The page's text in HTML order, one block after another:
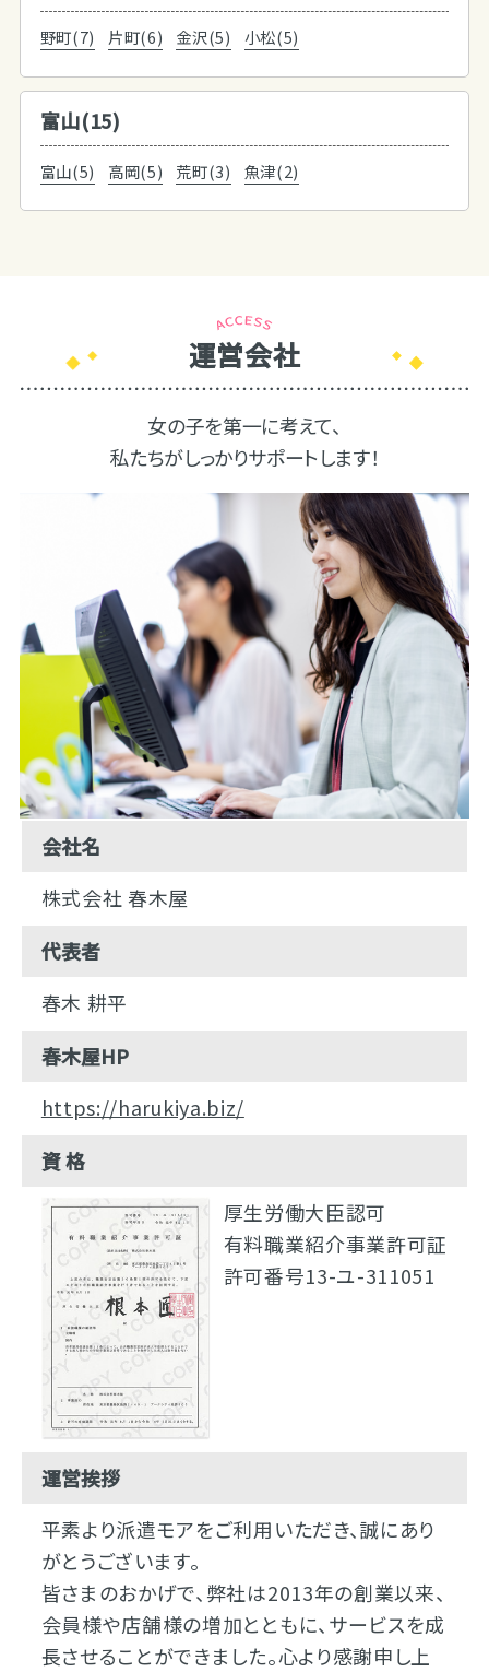
野町(7) 片町(6) 金沢(5) 小松(5)
富山(15)
富山(5) 高岡(5) 荒町(3) 魚津(2)
運営会社
女の子を第一に考えて、
私たちがしっかりサポートします！
会社名
株式会社 春木屋
代表者
春木 耕平
春木屋HP
https://harukiya.biz/
資 格
厚生労働大臣認可
有料職業紹介事業許可証
許可番号13-ユ-311051
運営挨拶
平素より派遣モアをご利用いただき、誠にあり
がとうございます。
皆さまのおかげで、弊社は2013年の創業以来、
会員様や店舗様の増加とともに、サービスを成
長させることができました。心より感謝申し上